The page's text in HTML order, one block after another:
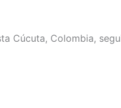
Cúcuta, Colombia,